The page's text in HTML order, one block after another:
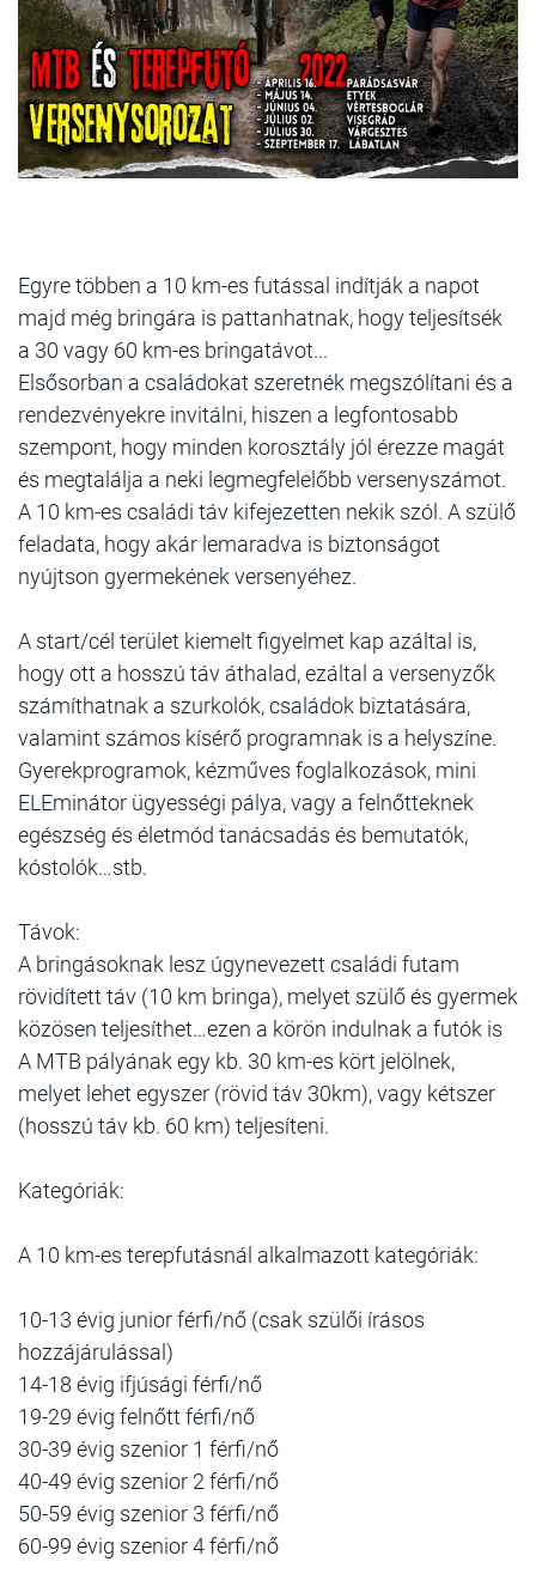
Egyre többen a 10 km-es futással indítják a napot
majd még bringára is pattanhatnak, hogy teljesítsék
a 30 vagy 60 km-es bringatávot...
Elsősorban a családokat szeretnék megszólítani és a
rendezvényekre invitálni, hiszen a legfontosabb
szempont, hogy minden korosztály jól érezze magát
és megtalálja a neki legmegfelelőbb versenyszámot.
A 10 km-es családi táv kifejezetten nekik szól. A szülő
feladata, hogy akár lemaradva is biztonságot
nyújtson gyermekének versenyéhez.
A start/cél terület kiemelt figyelmet kap azáltal is,
hogy ott a hosszú táv áthalad, ezáltal a versenyzők
számíthatnak a szurkolók, családok biztatására,
valamint számos kísérő programnak is a helyszíne.
Gyerekprogramok, kézműves foglalkozások, mini
ELEminátor ügyességi pálya, vagy a felnőtteknek
egészség és életmód tanácsadás és bemutatók,
kóstolók…stb.
Távok:
A bringásoknak lesz úgynevezett családi futam
rövidített táv (10 km bringa), melyet szülő és gyermek
közösen teljesíthet…ezen a körön indulnak a futók is
A MTB pályának egy kb. 30 km-es kört jelölnek,
melyet lehet egyszer (rövid táv 30km), vagy kétszer
(hosszú táv kb. 60 km) teljesíteni.
Kategóriák:
A 10 km-es terepfutásnál alkalmazott kategóriák:
10-13 évig junior férfi/nő (csak szülői írásos
hozzájárulással)
14-18 évig ifjúsági férfi/nő
19-29 évig felnőtt férfi/nő
30-39 évig szenior 1 férfi/nő
40-49 évig szenior 2 férfi/nő
50-59 évig szenior 3 férfi/nő
60-99 évig szenior 4 férfi/nő